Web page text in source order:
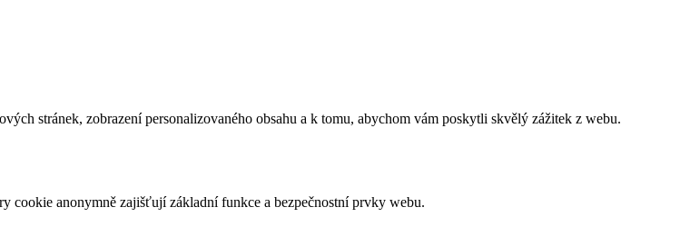
stránek, zobrazení personalizovaného obsahu a k tomu, abychom vám poskytli skvělý zážitek z webu.
cookie anonymně zajišťují základní funkce a bezpečnostní prvky webu.